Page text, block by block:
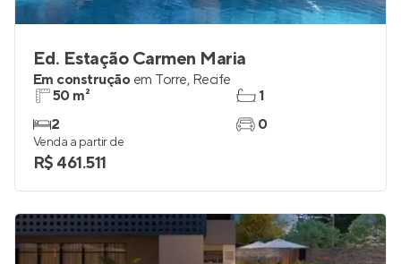
Ed. Estação Carmen Maria
Em construção em Torre, Recife
50 m²
2
1
0
Venda a partir de
R$ 461.511